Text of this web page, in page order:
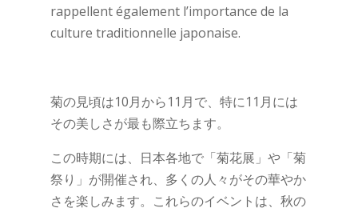
rappellent également l’importance de la
culture traditionnelle japonaise.
菊の見頃は10月から11月で、特に11月には
その美しさが最も際立ちます。
この時期には、日本各地で「菊花展」や「菊
祭り」が開催され、多くの人々がその華やか
さを楽しみます。これらのイベントは、秋の